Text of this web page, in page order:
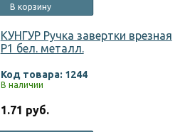
В корзину
КУНГУР Ручка завертки врезная
Р1 бел. металл.
Код товара: 1244
В наличии
1.71 руб.